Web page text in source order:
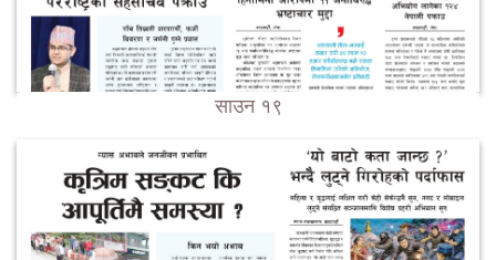
साउन १९